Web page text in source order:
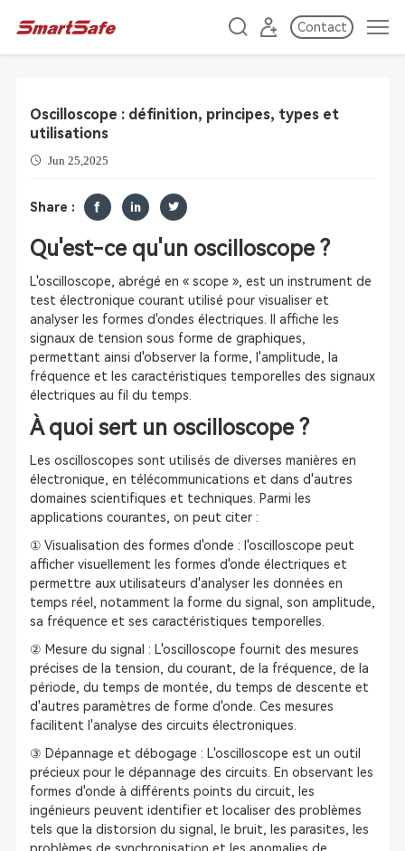
Contact
Oscilloscope : définition, principes, types et
utilisations
Jun 25,2025
Share :
Qu'est-ce qu'un oscilloscope ?
L'oscilloscope, abrégé en « scope », est un instrument de
test électronique courant utilisé pour visualiser et
analyser les formes d'ondes électriques. Il affiche les
signaux de tension sous forme de graphiques,
permettant ainsi d'observer la forme, l'amplitude, la
fréquence et les caractéristiques temporelles des signaux
électriques au fil du temps.
À quoi sert un oscilloscope ?
Les oscilloscopes sont utilisés de diverses manières en
électronique, en télécommunications et dans d'autres
domaines scientifiques et techniques. Parmi les
applications courantes, on peut citer :
① Visualisation des formes d'onde : l'oscilloscope peut
afficher visuellement les formes d'onde électriques et
permettre aux utilisateurs d'analyser les données en
temps réel, notamment la forme du signal, son amplitude,
sa fréquence et ses caractéristiques temporelles.
② Mesure du signal : L'oscilloscope fournit des mesures
précises de la tension, du courant, de la fréquence, de la
période, du temps de montée, du temps de descente et
d'autres paramètres de forme d'onde. Ces mesures
facilitent l'analyse des circuits électroniques.
③ Dépannage et débogage : L'oscilloscope est un outil
précieux pour le dépannage des circuits. En observant les
formes d'onde à différents points du circuit, les
ingénieurs peuvent identifier et localiser des problèmes
tels que la distorsion du signal, le bruit, les parasites, les